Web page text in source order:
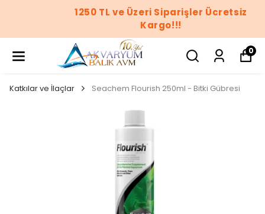
1250 TL ve Üzeri Siparişler Ücretsiz
Kargo!!!
0
Katkılar ve İlaçlar Seachem Flourish 250ml - Bitki Gübresi